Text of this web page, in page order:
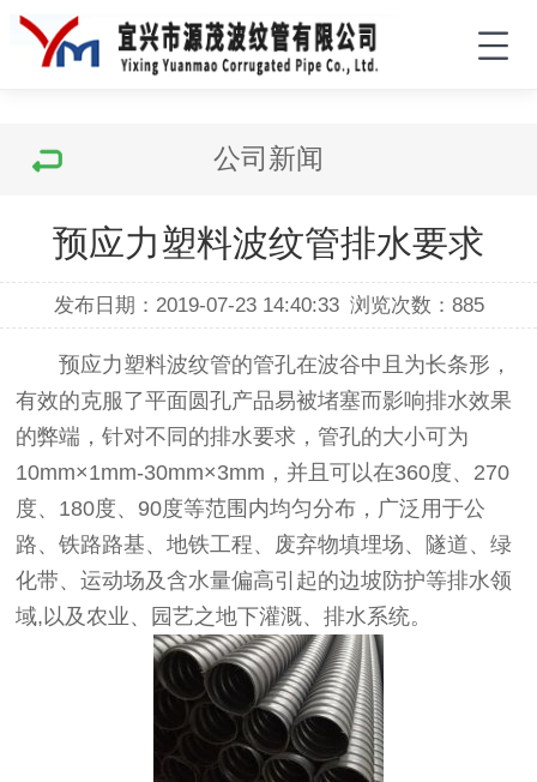
公司新闻
预应力塑料波纹管排水要求
发布日期：2019-07-23 14:40:33 浏览次数： 885
预应力塑料波纹管的管孔在波谷中且为长条形，
有效的克服了平面圆孔产品易被堵塞而影响排水效果
的弊端，针对不同的排水要求，管孔的大小可为
10mm×1mm-30mm×3mm，并且可以在360度、270
度、180度、90度等范围内均匀分布，广泛用于公
路、铁路路基、地铁工程、废弃物填埋场、隧道、绿
化带、运动场及含水量偏高引起的边坡防护等排水领
域,以及农业、园艺之地下灌溉、排水系统。